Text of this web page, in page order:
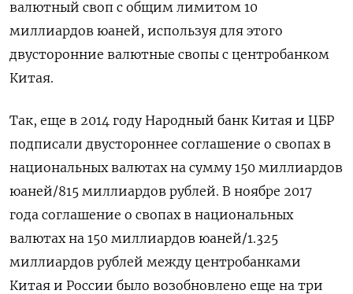
валютный своп с общим лимитом 10
миллиардов юаней, используя для этого
двусторонние валютные свопы с центробанком
Китая.
Так, еще в 2014 году Народный банк Китая и ЦБР
подписали двустороннее соглашение о свопах в
национальных валютах на сумму 150 миллиардов
юаней/815 миллиардов рублей. В ноябре 2017
года соглашение о свопах в национальных
валютах на 150 миллиардов юаней/1.325
миллиардов рублей между центробанками
Китая и России было возобновлено еще на три